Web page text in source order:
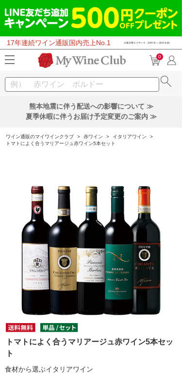
17年連続ワイン通販国内売上No.1
0
熊本地震に伴う配送への影響について ≫
夏季休暇に伴うお届け予定変更のご案内 ≫
ワイン通販のマイワインクラブ > 赤ワイン > イタリアワイン
>
トマトによく合うマリアージュ赤ワイン5本セット
トマトによく合うマリアージュ赤ワイン5本セッ
ト
食材から選ぶイタリアワイン